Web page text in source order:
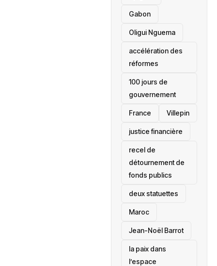
Gabon
Oligui Nguema
accélération des
réformes
100 jours de
gouvernement
France Villepin
justice financière
recel de
détournement de
fonds publics
deux statuettes
Maroc
Jean-Noël Barrot
la paix dans
l’espace